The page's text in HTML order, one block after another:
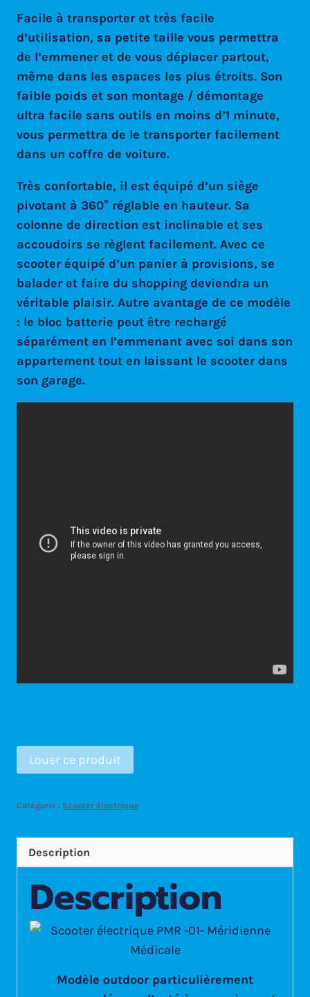
Facile à transporter et très facile
d’utilisation, sa petite taille vous permettra
de l’emmener et de vous déplacer partout,
même dans les espaces les plus étroits. Son
faible poids et son montage / démontage
ultra facile sans outils en moins d’1 minute,
vous permettra de le transporter facilement
dans un coffre de voiture.
Très confortable, il est équipé d’un siège
pivotant à 360° réglable en hauteur. Sa
colonne de direction est inclinable et ses
accoudoirs se règlent facilement. Avec ce
scooter équipé d’un panier à provisions, se
balader et faire du shopping deviendra un
véritable plaisir. Autre avantage de ce modèle
: le bloc batterie peut être rechargé
séparément en l’emmenant avec soi dans son
appartement tout en laissant le scooter dans
son garage.
Louer ce produit
Catégorie : Scooter électrique
Description
Description
Modèle outdoor particulièrement